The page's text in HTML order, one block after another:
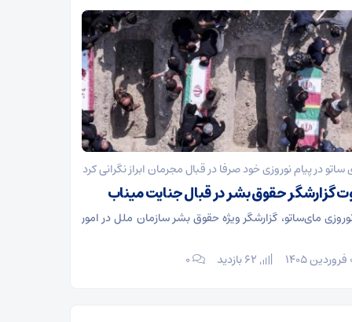
ساتو در پیام نوروزی خود صرفا در قبال مجرمان ابراز نگرانی کرد
گزارشگر حقوق بشر در قبال جنایت میناب
مای‌ساتو، گزارشگر ویژه حقوق بشر سازمان ملل در امور
۰